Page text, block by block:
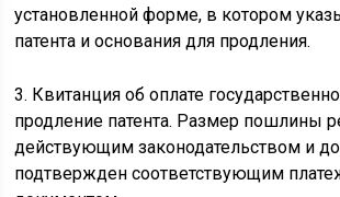
установленной форме, в котором
патента и основания для продления.
3. Квитанция об оплате
продление патента. Размер пошлины
действующим законодательством и
подтвержден соответствующим